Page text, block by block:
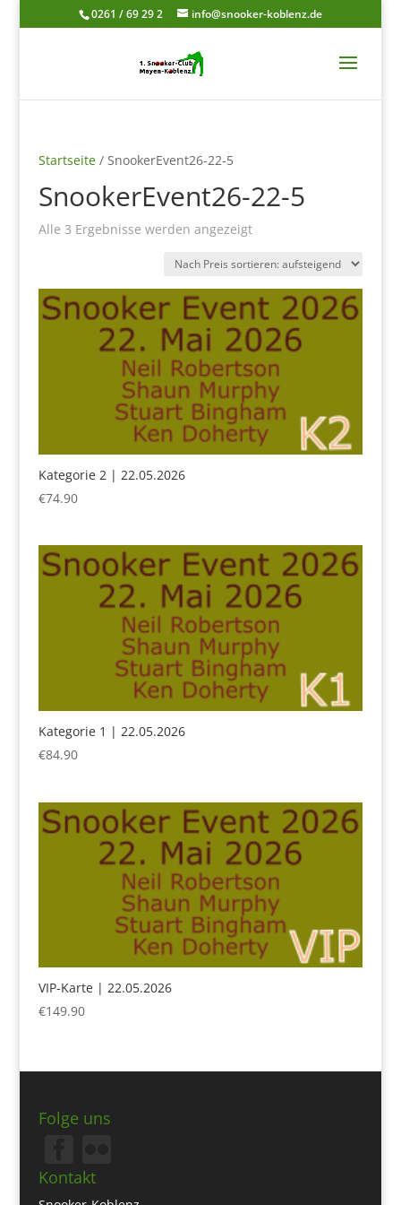
0261 / 69 29 2 info@snooker-koblenz.de
Startseite/ SnookerEvent26-22-5
SnookerEvent26-22-5
Alle 3 Ergebnisse werden angezeigtNach
sortiert:
aufsteigend
Kategorie 2 | 22.05.2026
€74.90
Kategorie 1 | 22.05.2026
€84.90
VIP-Karte | 22.05.2026
€149.90
Folge uns
Kontakt